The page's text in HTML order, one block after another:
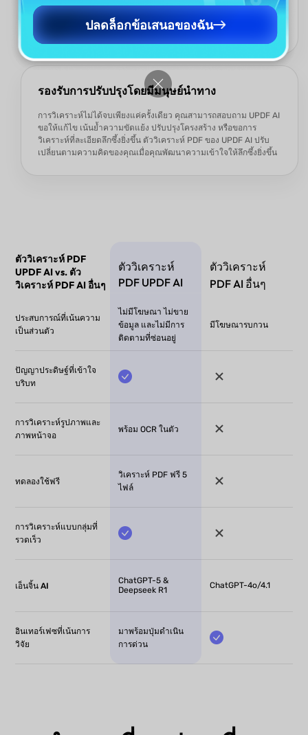
แพลตฟอร์มเดียวที่รวมทุกอย่างไว้ด้วยกัน เครื่องมือทั้งหมดที่คุณ
ต้องการเชื่อมต่อกันอย่างราบรื่น ช่วยลดความยุ่งยากในการสลับไป
มาระหว่างแอปพลิเคชันต่างๆ
รองรับการปรับปรุงโดยมีมนุษย์นำทาง
การวิเคราะห์ไม่ได้จบเพียงแค่ครั้งเดียว คุณสามารถสอบถาม UPDF AI
ขอให้แก้ไข เน้นย้ำความขัดแย้ง ปรับปรุงโครงสร้าง หรือขอการ
วิเคราะห์ที่ละเอียดลึกซึ้งยิ่งขึ้น ตัววิเคราะห์ PDF ของ UPDF AI ปรับ
เปลี่ยนตามความคิดของคุณเมื่อคุณพัฒนาความเข้าใจให้ลึกซึ้งยิ่งขึ้น
ตัววิเคราะห์ PDF
UPDF AI vs. ตัว
วิเคราะห์ PDF AI อื่นๆ
ตัววิเคราะห์
PDF UPDF AI
ตัววิเคราะห์
PDF AI อื่นๆ
ประสบการณ์ที่เน้นความ
เป็นส่วนตัว
ไม่มีโฆษณา ไม่ขาย
ข้อมูล และไม่มีการ
ติดตามที่ซ่อนอยู่
มีโฆษณารบกวน
ปัญญาประดิษฐ์ที่เข้าใจ
บริบท
การวิเคราะห์รูปภาพและ
ภาพหน้าจอ
พร้อม OCR ในตัว
ทดลองใช้ฟรี
วิเคราะห์ PDF ฟรี 5
ไฟล์
การวิเคราะห์แบบกลุ่มที่
รวดเร็ว
เอ็นจิ้น AI
ChatGPT-5 &
Deepseek R1
ChatGPT-4o/4.1
อินเทอร์เฟซที่เน้นการ
วิจัย
มาพร้อมปุ่มดำเนิน
การด่วน
ปลดล็อกข้อเสนอของฉัน